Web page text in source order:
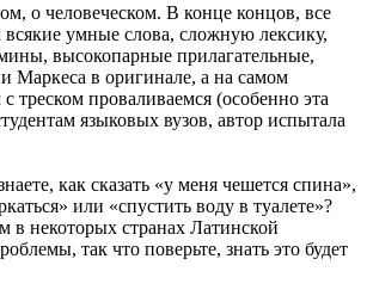
о человеческом. В конце концов, все
умные слова, сложную лексику,
высокопарные прилагательные,
Маркеса в оригинале, а на самом
треском проваливаемся (особенно эта
языковых вузов, автор испытала
как сказать «у меня чешется спина»,
или «спустить воду в туалете»?
в некоторых странах Латинской
так что поверьте, знать это будет